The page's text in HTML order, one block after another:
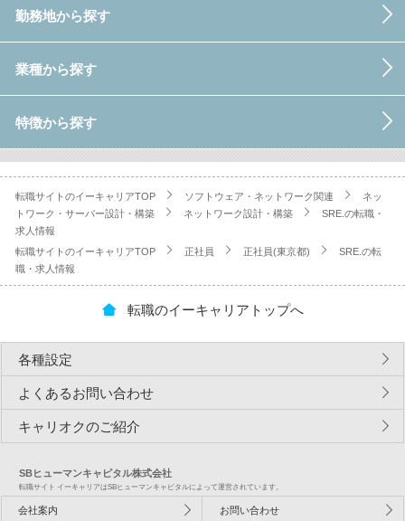
勤務地から探す
業種から探す
特徴から探す
転職サイトのイーキャリアTOP ソフトウェア・ネットワーク関連
ネッ
トワーク・サーバー設計・構築
ネットワーク設計・構築
SRE.の転職・
求人情報
転職サイトのイーキャリアTOP
正社員 正社員(東京都)
SRE.の転
職・求人情報
転職のイーキャリアトップへ
各種設定
よくあるお問い合わせ
キャリオクのご紹介
SBヒューマンキャピタル株式会社
転職サイト イーキャリアはSBヒューマンキャピタルによって運営されています。
会社案内 お問い合わせ